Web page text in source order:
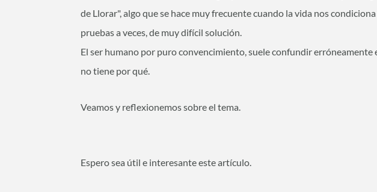
de Llorar", algo que se hace muy frecuente cuando la vida nos
pruebas a veces, de muy difícil solución.
El ser humano por puro convencimiento, suele confundir erróneamente
no tiene por qué.
Veamos y reflexionemos sobre el tema.
Espero sea útil e interesante este artículo.